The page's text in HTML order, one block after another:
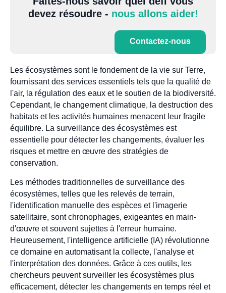
devez résoudre - nous allons aider!
Contactez-nous
Les écosystèmes sont le fondement de la vie sur Terre,
fournissant des services essentiels tels que la qualité de
l'air, la régulation des eaux et le soutien de la biodiversité.
Cependant, le changement climatique, la destruction des
habitats et les activités humaines menacent leur fragile
équilibre. La surveillance des écosystèmes est
essentielle pour détecter les changements, évaluer les
risques et mettre en œuvre des stratégies de
conservation.
Les méthodes traditionnelles de surveillance des
écosystèmes, telles que les relevés de terrain,
l'identification manuelle des espèces et l'imagerie
satellitaire, sont chronophages, exigeantes en main-
d'œuvre et souvent sujettes à l'erreur humaine.
Heureusement, l'intelligence artificielle (IA) révolutionne
ce domaine en automatisant la collecte, l'analyse et
l'interprétation des données. Grâce à ces outils, les
chercheurs peuvent surveiller les écosystèmes plus
efficacement, détecter les changements en temps réel et